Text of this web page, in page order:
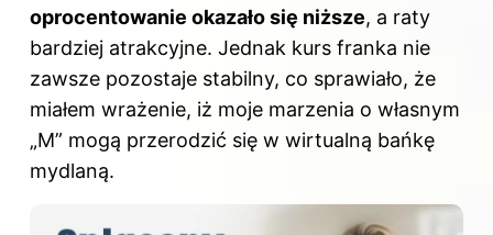
oprocentowanie okazało się niższe, a raty
bardziej atrakcyjne. Jednak kurs franka nie
zawsze pozostaje stabilny, co sprawiało, że
miałem wrażenie, iż moje marzenia o własnym
„M” mogą przerodzić się w wirtualną bańkę
mydlaną.